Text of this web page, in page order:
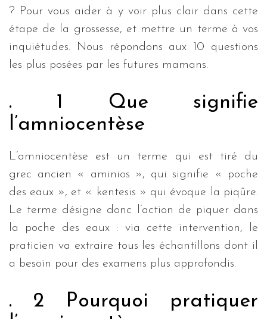
? Pour vous aider à y voir plus clair dans cette
étape de la grossesse, et mettre un terme à vos
inquiétudes. Nous répondons aux 10 questions
les plus posées par les futures mamans.
. 1 Que signifie
l’amniocentèse
L’amniocentèse est un terme qui est tiré du
grec ancien « aminios », qui signifie « poche
des eaux », et « kentesis » qui évoque la piqûre.
Le terme désigne donc l’action de piquer dans
la poche des eaux : via cette intervention, le
praticien va extraire tous les échantillons dont il
a besoin pour des examens plus approfondis.
. 2 Pourquoi pratiquer